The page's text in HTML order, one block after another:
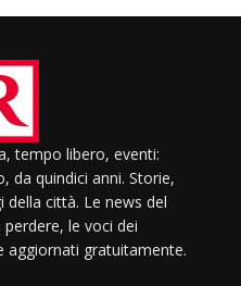
tempo libero, eventi:
da quindici anni. Storie,
città. Le news del
le voci dei
aggiornati gratuitamente.